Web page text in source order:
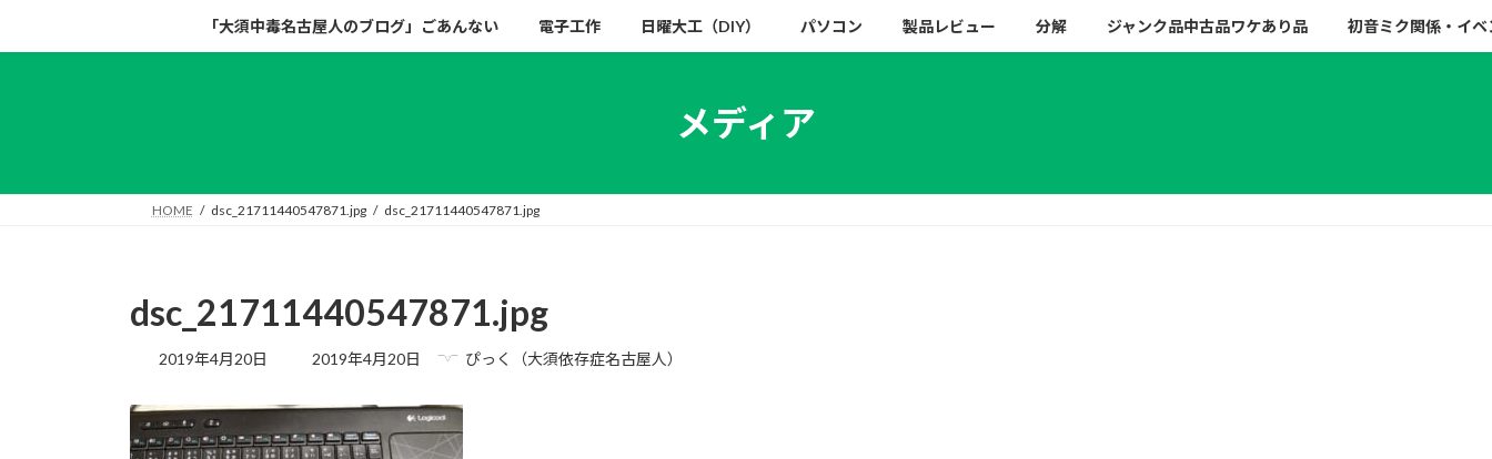
キ
に
「大須中毒名古屋人のブログ」ごあんない 電子工作 日曜大工（DIY） パソコン 製品レビュー 分解 ジャンク品中古品ワケあり品 初音ミク関係・イベ
メディア
HOME dsc_21711440547871.jpg dsc_21711440547871.jpg
dsc_21711440547871.jpg
2019年4月20日
最
更
日
2019年4月20日 ぴっく（大須依存症名古屋人）